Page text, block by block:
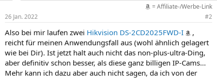
= Affiliate-/Werbe-Link
26 Jan. 2022
#2
Also bei mir laufen zwei Hikvision DS-2CD2025FWD-I
,
reicht für meinen Anwendungsfall aus (wohl ähnlich gelagert
wie bei Dir). Ist jetzt halt auch nicht das non-plus-ultra-Ding,
aber definitiv schon besser, als diese ganz billigen IP-Cams...
Mehr kann ich dazu aber auch nicht sagen, da ich von der